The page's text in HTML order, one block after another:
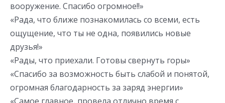
вооружение. Спасибо огромное!!»
«Рада, что ближе познакомилась со всеми, есть
ощущение, что ты не одна, появились новые
друзья!»
«Рады, что приехали. Готовы свернуть горы»
«Спасибо за возможность быть слабой и понятой,
огромная благодарность за заряд энергии»